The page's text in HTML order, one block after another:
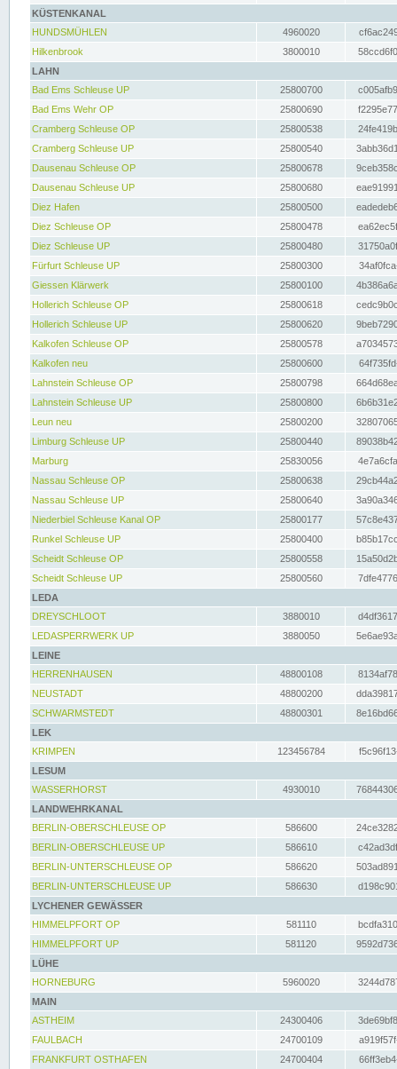
KÜSTENKANAL
HUNDSMÜHLEN
4960020
Hilkenbrook
3800010
LAHN
Bad Ems Schleuse UP
25800700
Bad Ems Wehr OP
25800690
Cramberg Schleuse OP
25800538
Cramberg Schleuse UP
25800540
Dausenau Schleuse OP
25800678
Dausenau Schleuse UP
25800680
Diez Hafen
25800500
Diez Schleuse OP
25800478
Diez Schleuse UP
25800480
Fürfurt Schleuse UP
25800300
Giessen Klärwerk
25800100
Hollerich Schleuse OP
25800618
Hollerich Schleuse UP
25800620
Kalkofen Schleuse OP
25800578
Kalkofen neu
25800600
Lahnstein Schleuse OP
25800798
Lahnstein Schleuse UP
25800800
Leun neu
25800200
Limburg Schleuse UP
25800440
Marburg
25830056
Nassau Schleuse OP
25800638
Nassau Schleuse UP
25800640
Niederbiel Schleuse Kanal OP
25800177
Runkel Schleuse UP
25800400
Scheidt Schleuse OP
25800558
Scheidt Schleuse UP
25800560
LEDA
DREYSCHLOOT
3880010
LEDASPERRWERK UP
3880050
LEINE
HERRENHAUSEN
48800108
NEUSTADT
48800200
SCHWARMSTEDT
48800301
LEK
KRIMPEN
123456784
LESUM
WASSERHORST
4930010
LANDWEHRKANAL
BERLIN-OBERSCHLEUSE OP
586600
BERLIN-OBERSCHLEUSE UP
586610
BERLIN-UNTERSCHLEUSE OP
586620
BERLIN-UNTERSCHLEUSE UP
586630
LYCHENER GEWÄSSER
HIMMELPFORT OP
581110
HIMMELPFORT UP
581120
LÜHE
HORNEBURG
5960020
MAIN
ASTHEIM
24300406
FAULBACH
24700109
FRANKFURT OSTHAFEN
24700404